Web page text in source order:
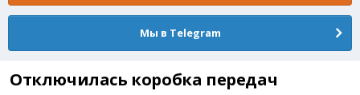
Мы в Telegram
Отключилась коробка передач